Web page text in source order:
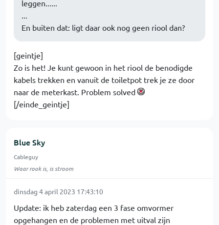
leggen......
...
En buiten dat: ligt daar ook nog geen riool dan?
[geintje]
Zo is het! Je kunt gewoon in het riool de benodigde
kabels trekken en vanuit de toiletpot trek je ze door
naar de meterkast. Problem solved
[/einde_geintje]
Blue Sky
Cableguy
Waar rook is, is stroom
dinsdag 4 april 2023 17:43:10
Update: ik heb zaterdag een 3 fase omvormer
opgehangen en de problemen met uitval zijn